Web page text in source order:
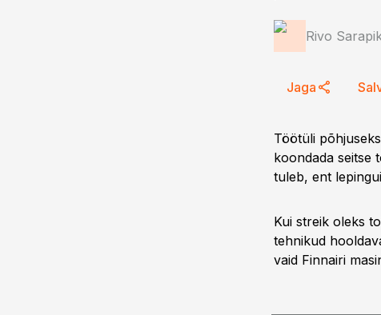
Rivo
Jaga
Töötüli
koondada seitse
tuleb, ent
Kui streik oleks
tehnikud
vaid Finnairi